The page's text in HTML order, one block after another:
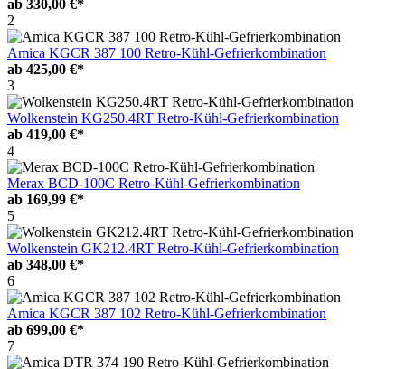
ab 330,00 €*
2
Amica KGCR 387 100 Retro-Kühl-Gefrierkombination
ab 425,00 €*
3
Wolkenstein KG250.4RT Retro-Kühl-Gefrierkombination
ab 419,00 €*
4
Merax BCD-100C Retro-Kühl-Gefrierkombination
ab 169,99 €*
5
Wolkenstein GK212.4RT Retro-Kühl-Gefrierkombination
ab 348,00 €*
6
Amica KGCR 387 102 Retro-Kühl-Gefrierkombination
ab 699,00 €*
7